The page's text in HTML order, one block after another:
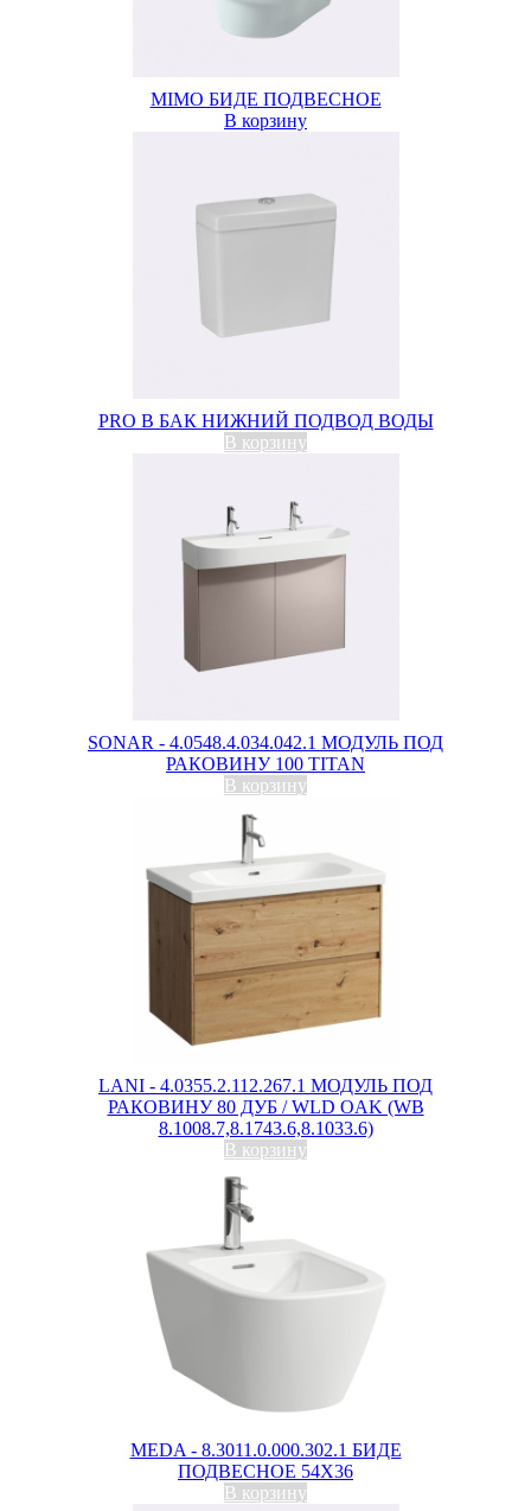
MIMO БИДЕ ПОДВЕСНОЕ
В корзину
PRO B БАК НИЖНИЙ ПОДВОД ВОДЫ
В корзину
SONAR - 4.0548.4.034.042.1 МОДУЛЬ ПОД
РАКОВИНУ 100 TITAN
В корзину
LANI - 4.0355.2.112.267.1 МОДУЛЬ ПОД
РАКОВИНУ 80 ДУБ / WLD OAK (WB
8.1008.7,8.1743.6,8.1033.6)
В корзину
MEDA - 8.3011.0.000.302.1 БИДЕ
ПОДВЕСНОЕ 54X36
В корзину